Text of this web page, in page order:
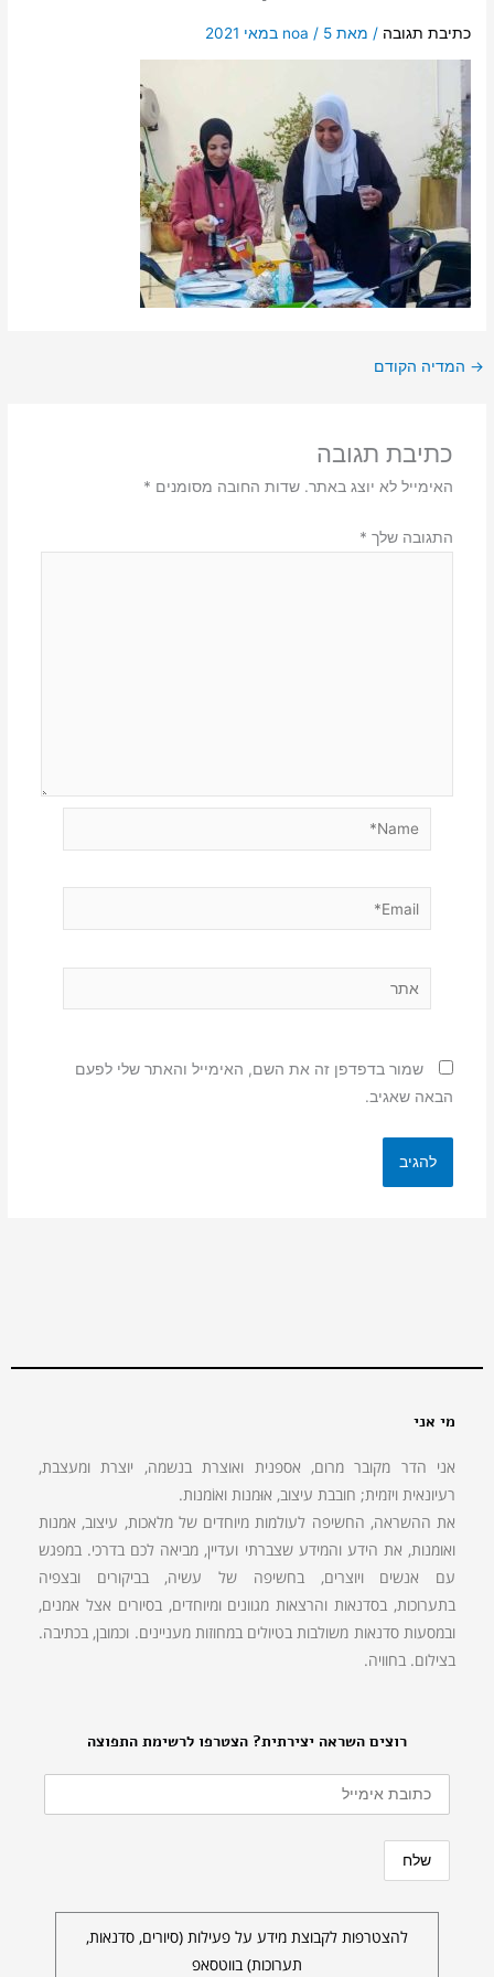
כתיבת תגובה / מאת noa / 5 במאי 2021
→ המדיה הקודם
כתיבת תגובה
האימייל לא יוצג באתר. שדות החובה מסומנים *
התגובה שלך *
Email*
שמור בדפדפן זה את השם, האימייל והאתר שלי לפעם
הבאה שאגיב.
רוצים השראה יצירתית? הצטרפו לרשימת התפוצה
להצטרפות לקבוצת מידע על פעילות (סיורים, סדנאות,
תערוכות) בווטסאפ
מי אני
אני הדר מקובר מרום, אספנית ואוצרת בנשמה, יוצרת ומעצבת,
רעיונאית ויזמית; חובבת עיצוב, אוּמנות ואוֹמנות.
את ההשראה, החשיפה לעולמות מיוחדים של מלאכות, עיצוב, אמנות
ואומנות, את הידע והמידע שצברתי ועדיין, מביאה לכם בדרכי. במפגש
עם אנשים ויוצרים, בחשיפה של עשיה, בביקורים ובצפיה
בתערוכות, בסדנאות והרצאות מגוונים ומיוחדים, בסיורים אצל אמנים,
ובמסעות סדנאות משולבות בטיולים במחוזות מעניינים. וכמובן, בכתיבה.
בצילום. בחוויה.